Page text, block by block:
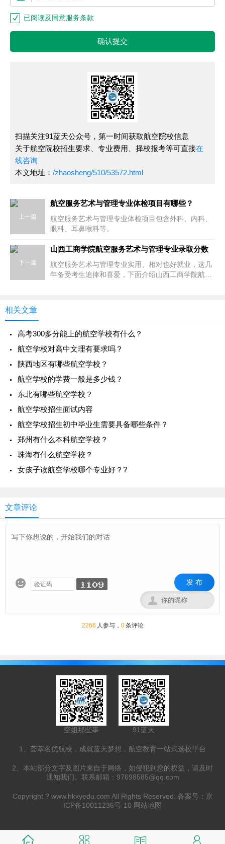
已阅读及同意服务条款
确认提交
扫描关注91蓝天公众号，第一时间获取航空院校信息
关于航空院校招生要求、专业费用、择校报考等可直接在
线咨询
本文地址： /zhaosheng/510/53572.html
上一篇
航空服务艺术与管理专业体检项目有哪些？
航空服务艺术与管理专业体检项目包含外科、内科、
眼科、耳鼻喉科等。
下一篇
山西工商学院航空服务艺术与管理专业录取分数
航空服务艺术与管理专业实用、相对也好就业，这几
年备受考生追捧和喜爱，下面介绍山西工商学院航空
相关文章
高考300多分能上的航空学校有什么？
航空学校对高中文理有要求吗？
陕西地区有哪些航空学校？
航空学校的学费一般是多少钱？
东北有哪些航空学校？
航空学校招生面试内容
航空学校招生初中毕业生需要具备哪些条件？
郑州有什么本科航空学校？
珠海有什么航空学校？
女孩子读航空学校哪个专业好？?
文章评论
 发 布

2266 人参与， 0条评论
空姐那些事 91蓝天
1、荟萃名优航校，成就蓝天梦想，航空教育一站式选校平台
2、本站部分文字及图片来自于网络，如侵犯到您的权益，请及时
通知我们。联系邮箱：97698585@qq.com
Copyright ? www.hkxyedu.com All Rights Reserved. 备案号： 京
ICP备10011236号-10 网站地图